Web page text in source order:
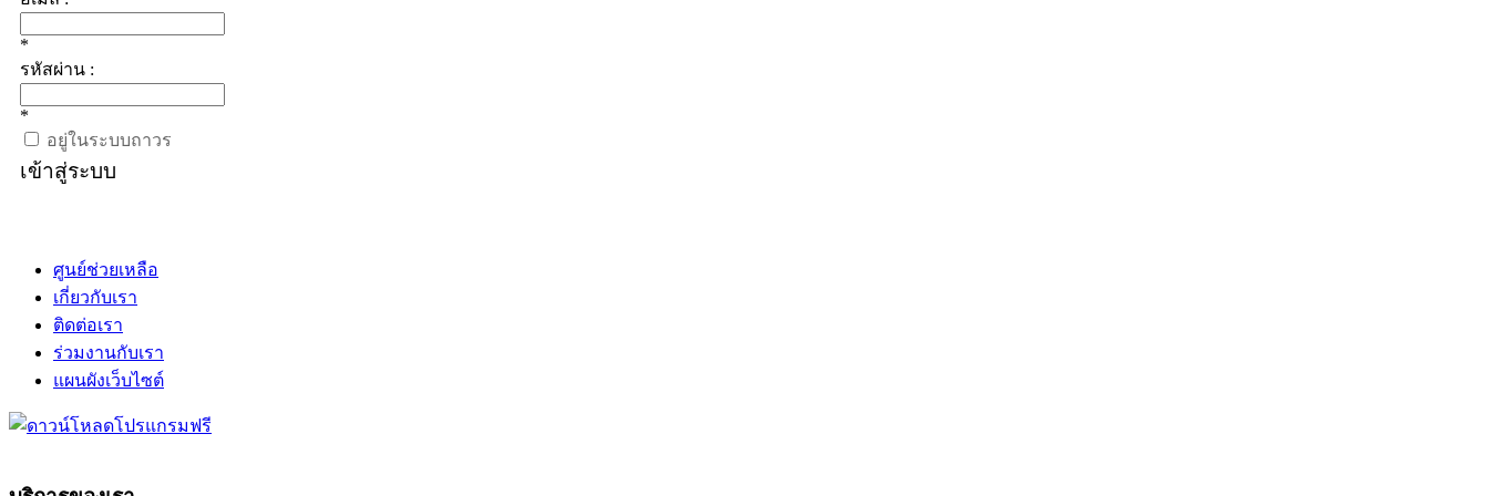
*
รหัสผ่าน :
*
อยู่ในระบบถาวร
เข้าสู่ระบบ
ศูนย์ช่วยเหลือ
เกี่ยวกับเรา
ติดต่อเรา
ร่วมงานกับเรา
แผนผังเว็บไซต์